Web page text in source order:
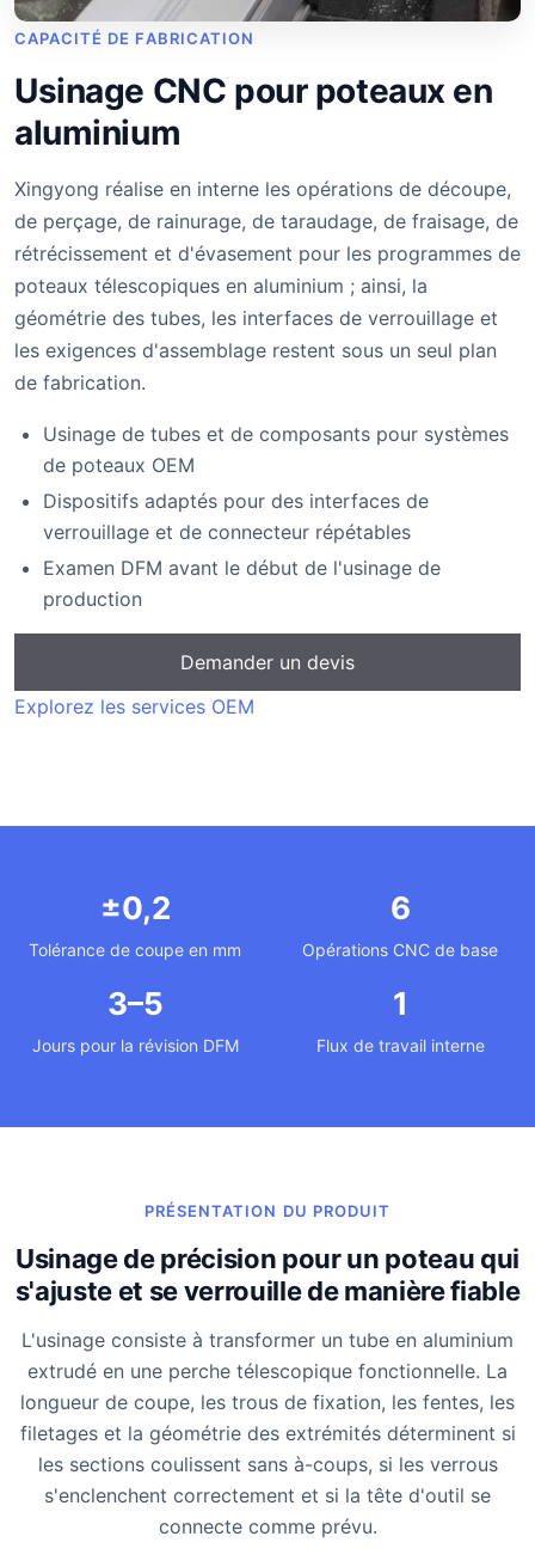
CAPACITÉ DE FABRICATION
Usinage CNC pour poteaux en
aluminium
Xingyong réalise en interne les opérations de découpe,
de perçage, de rainurage, de taraudage, de fraisage, de
rétrécissement et d'évasement pour les programmes de
poteaux télescopiques en aluminium ; ainsi, la
géométrie des tubes, les interfaces de verrouillage et
les exigences d'assemblage restent sous un seul plan
de fabrication.
Usinage de tubes et de composants pour systèmes
de poteaux OEM
Dispositifs adaptés pour des interfaces de
verrouillage et de connecteur répétables
Examen DFM avant le début de l'usinage de
production
Demander un devis
Explorez les services OEM
±0,2
Tolérance de coupe en mm
6
Opérations CNC de base
3–5
Jours pour la révision DFM
1
Flux de travail interne
PRÉSENTATION DU PRODUIT
Usinage de précision pour un poteau qui
s'ajuste et se verrouille de manière fiable
L'usinage consiste à transformer un tube en aluminium
extrudé en une perche télescopique fonctionnelle. La
longueur de coupe, les trous de fixation, les fentes, les
filetages et la géométrie des extrémités déterminent si
les sections coulissent sans à-coups, si les verrous
s'enclenchent correctement et si la tête d'outil se
connecte comme prévu.